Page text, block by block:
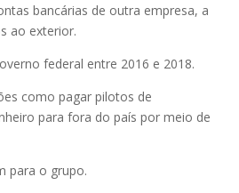
bancárias de outra empresa, a
ao exterior.
federal entre 2016 e 2018.
como pagar pilotos de
para fora do país por meio de
para o grupo.